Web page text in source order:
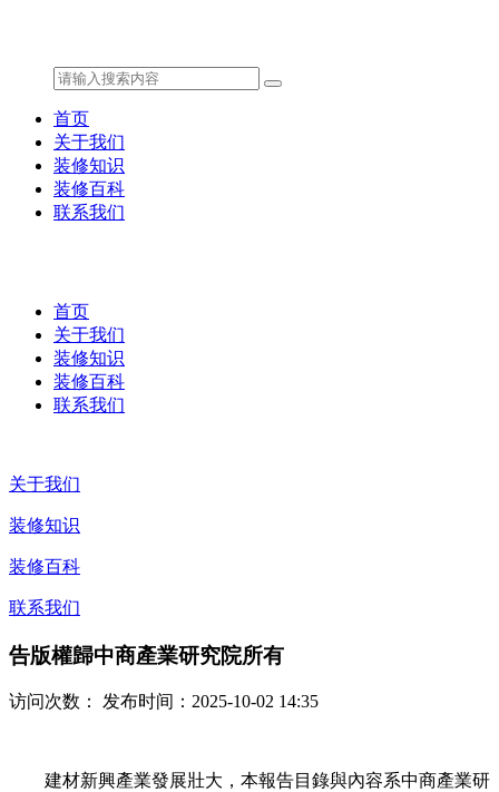
首页
关于我们
装修知识
装修百科
联系我们
首页
关于我们
装修知识
装修百科
联系我们
关于我们
装修知识
装修百科
联系我们
告版權歸中商產業研究院所有
访问次数： 发布时间：2025-10-02 14:35
建材新興產業發展壯大，本報告目錄與內容系中商產業研